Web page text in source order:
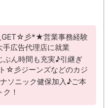
GET☆彡*★営業事務経験
広告代理店に就業
ん時間も充実♪引継ぎ
☆彡ジーンズなどのカジ
ソニック健保加入♪ご本
！